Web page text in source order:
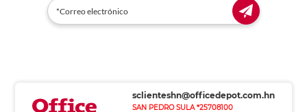
sclienteshn@officedepot.com.hn
SAN PEDRO SULA *25708100